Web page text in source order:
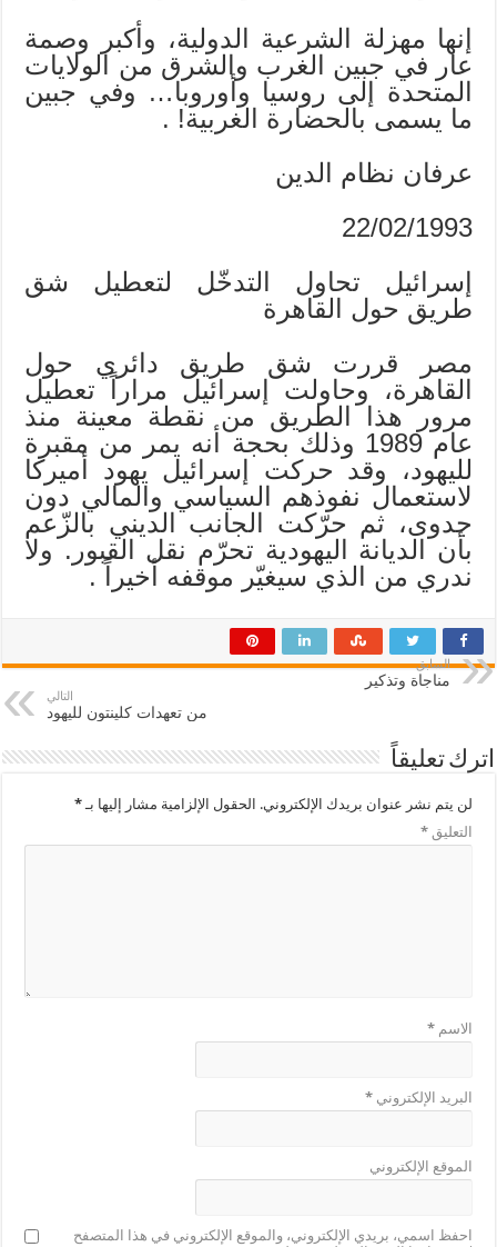
إنها مهزلة الشرعية الدولية، وأكبر وصمة
عار في جبين الغرب والشرق من الولايات
المتحدة إلى روسيا وأوروبا… وفي جبين
ما يسمى بالحضارة الغربية! .
عرفان نظام الدين
22/02/1993
إسرائيل تحاول التدخّل لتعطيل شق
طريق حول القاهرة
مصر قررت شق طريق دائري حول
القاهرة، وحاولت إسرائيل مراراً تعطيل
مرور هذا الطريق من نقطة معينة منذ
عام 1989 وذلك بحجة أنه يمر من مقبرة
لليهود، وقد حركت إسرائيل يهود أميركا
لاستعمال نفوذهم السياسي والمالي دون
جدوى، ثم حرّكت الجانب الديني بالزّعم
بأن الديانة اليهودية تحرّم نقل القبور. ولا
ندري من الذي سيغيّر موقفه أخيراً .
السابق
مناجاة وتذكير
التالي
من تعهدات كلينتون لليهود
اترك تعليقاً
لن يتم نشر عنوان بريدك الإلكتروني. الحقول الإلزامية مشار إليها بـ*
التعليق*
الاسم*
البريد الإلكتروني*
الموقع الإلكتروني
احفظ اسمي، بريدي الإلكتروني، والموقع الإلكتروني في هذا المتصفح